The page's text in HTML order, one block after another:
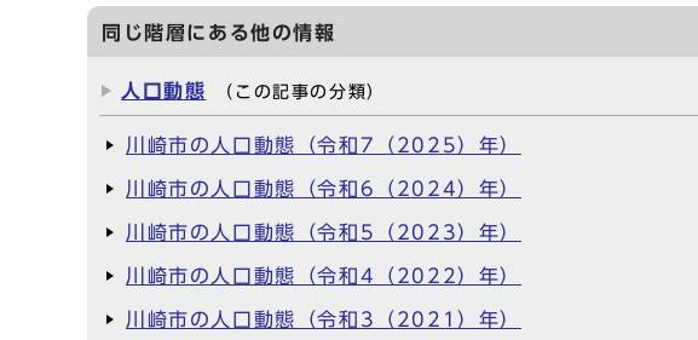
同じ階層にある他の情報
人口動態 （この記事の分類）
川崎市の人口動態（令和7（2025）年）
川崎市の人口動態（令和6（2024）年）
川崎市の人口動態（令和5（2023）年）
川崎市の人口動態（令和4（2022）年）
川崎市の人口動態（令和3（2021）年）